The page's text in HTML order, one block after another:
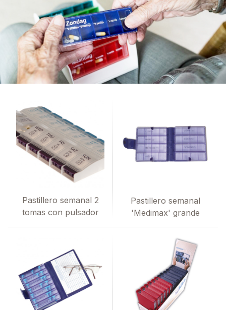
Pastillero semanal 2
tomas con pulsador
Pastillero semanal
'Medimax' grande